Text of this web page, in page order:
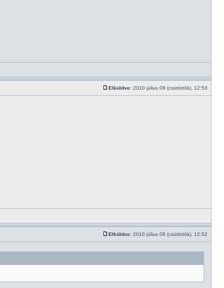
Elküldve: 2010 július 08 (csütörtök), 12:53
Elküldve: 2010 július 08 (csütörtök), 12:52